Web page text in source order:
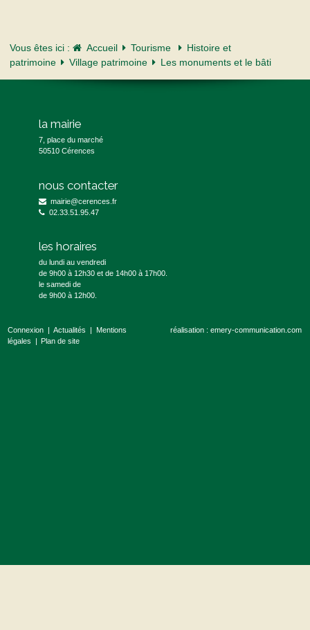
Vous êtes ici : Accueil Tourisme
Histoire et
patrimoine
Village patrimoine Les monuments et le bâti
la mairie
7, place du marché
50510 Cérences
nous contacter
mairie@cerences.fr
02.33.51.95.47
les horaires
du lundi au vendredi
de 9h00 à 12h30 et de 14h00 à 17h00.
le samedi de
de 9h00 à 12h00.
Connexion Actualités
Mentions
légales
Plan de site
réalisation :emery-communication.com